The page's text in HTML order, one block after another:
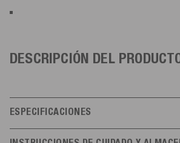
DESCRIPCIÓN DEL
ESPECIFICACIONES